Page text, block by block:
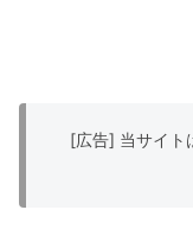
[広告] 当サイト